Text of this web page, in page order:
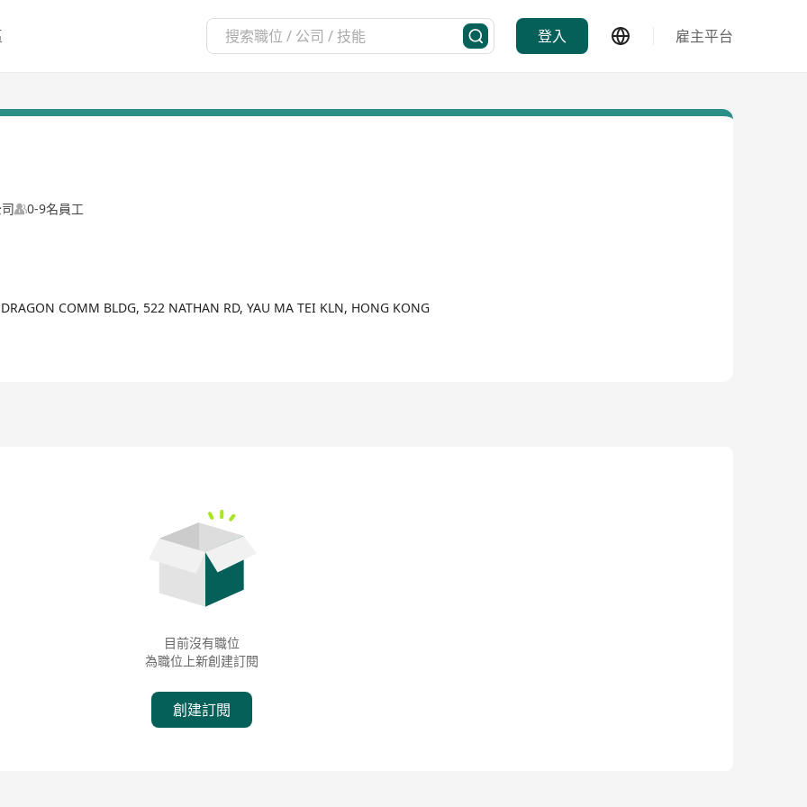
登入 雇主平台
0-9名員工
COMM BLDG, 522 NATHAN RD, YAU MA TEI KLN, HONG KONG
目前沒有職位
為職位上新創建訂閱
創建訂閱